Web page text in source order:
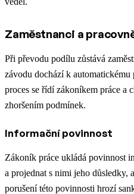
Zaměstnanci a
Při převodu podílu zůstává
závodu dochází k
proces se řídí zákoníkem práce a
zhoršením podmínek.
Informační povinnost
Zákoník práce ukládá povinnost
a projednat s nimi jeho důsledky,
porušení této povinnosti hrozí